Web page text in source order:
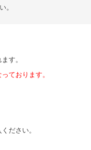
。
す。
ております。
ださい。